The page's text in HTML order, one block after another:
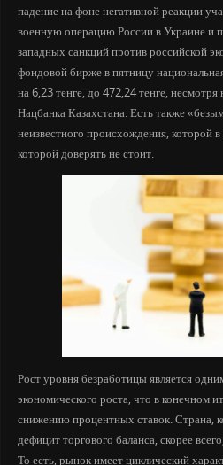
падение на фоне негативной реакции
военную операцию России в Украине и
западных санкций против российской
фондовой бирже в пятницу
на 6,23 тенге, до 472,24 тенге,
Нацбанка Казахстана. Есть также
неизвестного происхождения, которой
которой доверять не стоит.
Рост уровня безработицы является
экономического роста, что в конечном
снижению процентных ставок. Страна,
дефицит торгового баланса, скорее
То есть, рынок имеет циклический